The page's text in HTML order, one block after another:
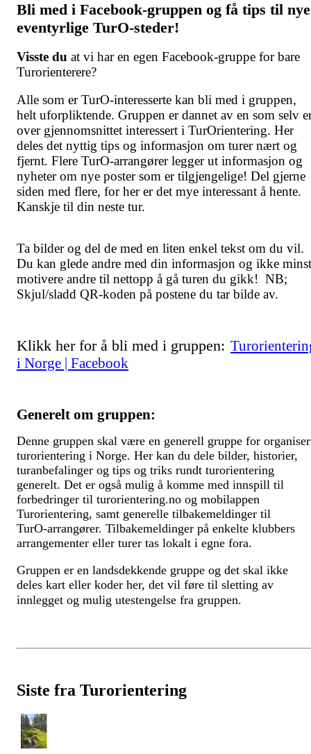
Bli med i Facebook-gruppen og få tips til nye
eventyrlige TurO-steder!
Visste du at vi har en egen Facebook-gruppe for bare
Turorienterere?
Alle som er TurO-interesserte kan bli med i gruppen,
helt uforpliktende. Gruppen er dannet av en som selv
over gjennomsnittet interessert i TurOrientering. Her
deles det nyttig tips og informasjon om turer nært og
fjernt. Flere TurO-arrangører legger ut informasjon og
nyheter om nye poster som er tilgjengelige! Del gjerne
siden med flere, for her er det mye interessant å hente.
Kanskje til din neste tur.
Ta bilder og del de med en liten enkel tekst om du vil.
Du kan glede andre med din informasjon og ikke minst
motivere andre til nettopp å gå turen du gikk! NB;
Skjul/sladd QR-koden på postene du tar bilde av.
Klikk her for å bli med i gruppen:
i Norge | Facebook
Generelt om gruppen:
Denne gruppen skal være en generell gruppe for
turorientering i Norge. Her kan du dele bilder, historier,
turanbefalinger og tips og triks rundt turorientering
generelt. Det er også mulig å komme med innspill til
forbedringer til turorientering.no og mobilappen
Turorientering, samt generelle tilbakemeldinger til
TurO-arrangører. Tilbakemeldinger på enkelte klubbers
arrangementer eller turer tas lokalt i egne fora.
Gruppen er en landsdekkende gruppe og det skal ikke
deles kart eller koder her, det vil føre til sletting av
innlegget og mulig utestengelse fra gruppen.
Siste fra Turorientering